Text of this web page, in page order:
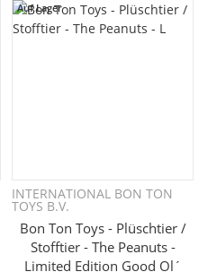
Auf Lager
INTERNATIONAL BON TON
TOYS B.V.
Bon Ton Toys - Plüschtier /
Stofftier - The Peanuts -
Limited Edition Good Ol´